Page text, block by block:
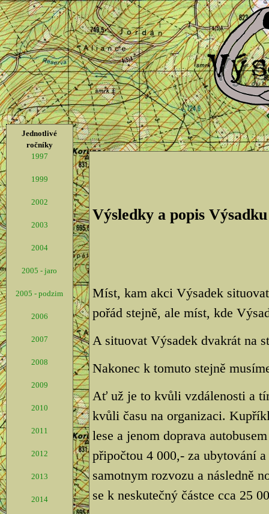
Jednotlivé
ročníky
1997
1999
2002
2003
2004
2005 - jaro
2005 - podzim
2006
2007
2008
2009
2010
2011
2012
2013
2014
Výsledky a popis Výsadku
Míst, kam akci Výsadek
pořád stejně, ale míst, kde
A situovat Výsadek dvakrát na
Nakonec k tomuto stejně
Ať už je to kvůli vzdálenosti a
kvůli času na organizaci.
lese a jenom doprava
připočtou 4 000,- za ubytování
samotnym rozvozu a následně
se k neskutečný částce cca 25